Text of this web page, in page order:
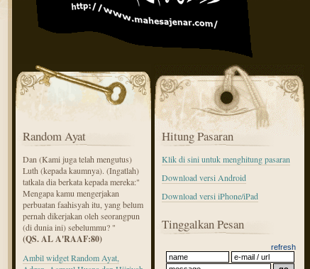
Random Ayat
Dan (Kami juga telah mengutus)
Luth (kepada kaumnya). (Ingatlah)
tatkala dia berkata kepada mereka:"
Mengapa kamu mengerjakan
perbuatan faahisyah itu, yang belum
pernah dikerjakan oleh seorangpun
(di dunia ini) sebelummu? "
(QS. AL A'RAAF:80)
Ambil widget Random Ayat,
Hitung Pasaran
Klik di sini untuk menghitung pasaran
Download versi Android
Download versi iPhone/iPad
Tinggalkan Pesan